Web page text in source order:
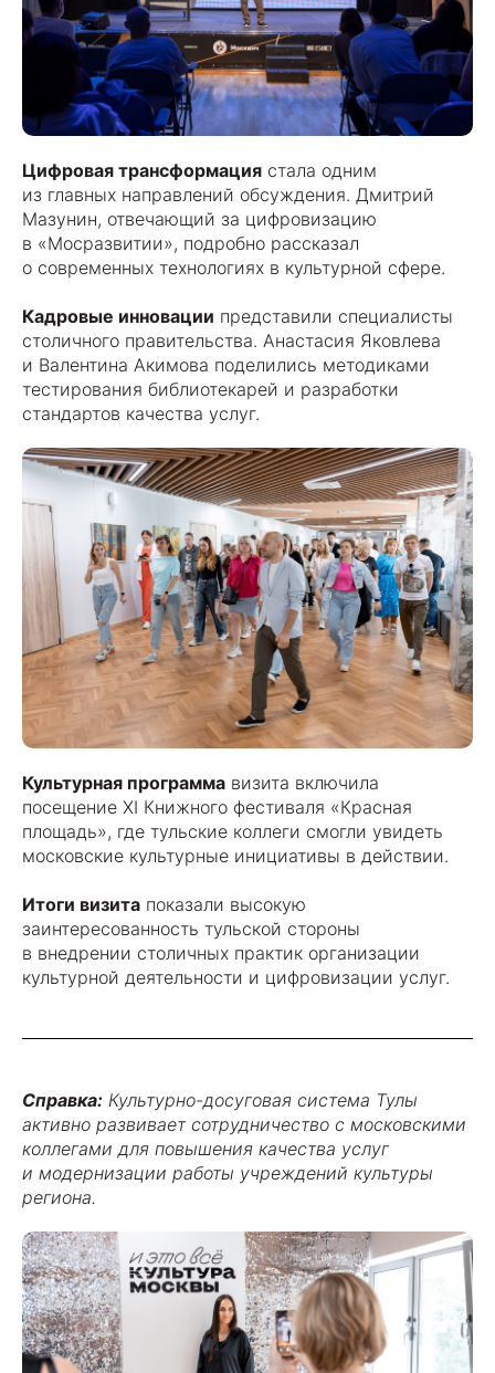
Цифровая трансформация стала одним
из главных направлений обсуждения. Дмитрий
Мазунин, отвечающий за цифровизацию
в «Мосразвитии», подробно рассказал
о современных технологиях в культурной сфере.
Кадровые инновации представили специалисты
столичного правительства. Анастасия Яковлева
и Валентина Акимова поделились методиками
тестирования библиотекарей и разработки
стандартов качества услуг.
Культурная программа визита включила
посещение XI Книжного фестиваля «Красная
площадь», где тульские коллеги смогли увидеть
московские культурные инициативы в действии.
Итоги визита показали высокую
заинтересованность тульской стороны
в внедрении столичных практик организации
культурной деятельности и цифровизации услуг.
Справка: Культурно-досуговая система Тулы
активно развивает сотрудничество с московскими
коллегами для повышения качества услуг
и модернизации работы учреждений культуры
региона.